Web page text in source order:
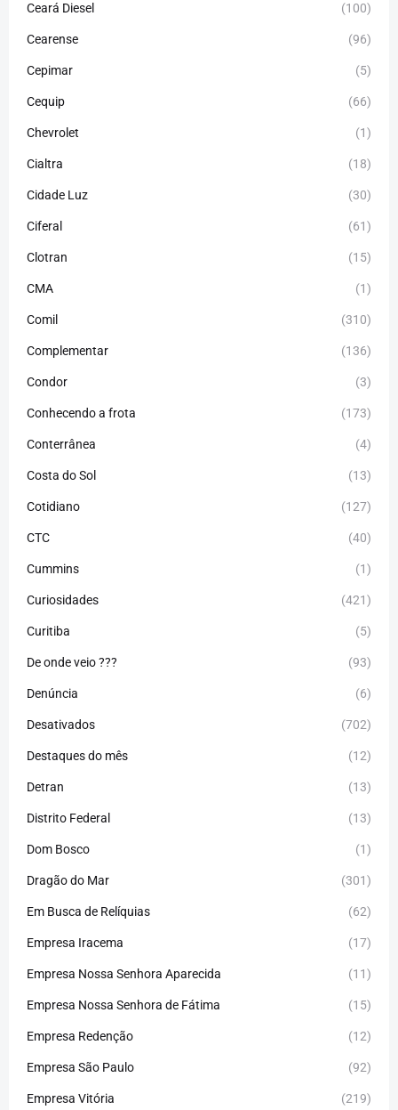
Ceará Diesel (100)
Cearense (96)
Cepimar (5)
Cequip (66)
Chevrolet (1)
Cialtra (18)
Cidade Luz (30)
Ciferal (61)
Clotran (15)
CMA (1)
Comil (310)
Complementar (136)
Condor (3)
Conhecendo a frota (173)
Conterrânea (4)
Costa do Sol (13)
Cotidiano (127)
CTC (40)
Cummins (1)
Curiosidades (421)
Curitiba (5)
De onde veio ??? (93)
Denúncia (6)
Desativados (702)
Destaques do mês (12)
Detran (13)
Distrito Federal (13)
Dom Bosco (1)
Dragão do Mar (301)
Em Busca de Relíquias (62)
Empresa Iracema (17)
Empresa Nossa Senhora Aparecida (11)
Empresa Nossa Senhora de Fátima (15)
Empresa Redenção (12)
Empresa São Paulo (92)
Empresa Vitória (219)